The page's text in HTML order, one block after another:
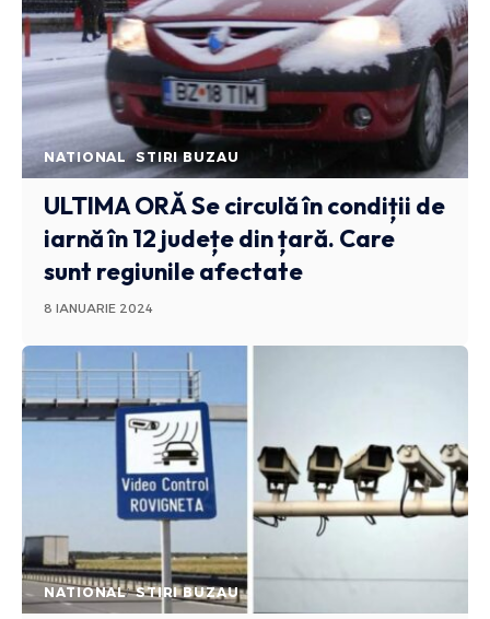
NATIONAL STIRI BUZAU
ULTIMA ORĂSe circulă în condiții de
iarnă în 12 județe din țară. Care
sunt regiunile afectate
8 IANUARIE 2024
NATIONAL STIRI BUZAU